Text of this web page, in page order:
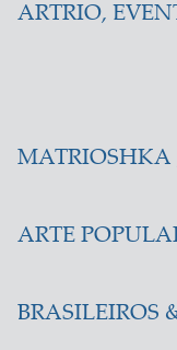
ARTRIO,
MATRIOSHKA
ARTE
BRASILEIROS